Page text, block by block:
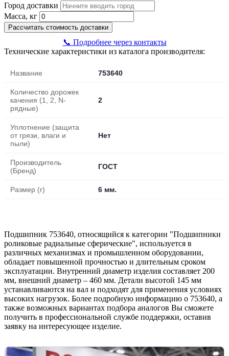
Город доставки
Масса, кг
Рассчитать стоимость доставки
📞 Подробнее через контакты
Технические характеристики из каталога производителя:
Название 753640
Количество дорожек
качения (1, 2, N-
рядные)
2
Уплотнение (защита
от грязи, влаги и
пыли)
Нет
Производитель
(Бренд)
ГОСТ
Размер (r) 6 мм.
Подшипник 753640, относящийся к категории "Подшипники
роликовые радиальные сферические", используется в
различных механизмах и промышленном оборудовании,
обладает повышенной прочностью и длительным сроком
эксплуатации. Внутренний диаметр изделия составляет 200
мм, внешний диаметр – 460 мм. Детали высотой 145 мм
устанавливаются на вал и подходят для применения условиях
высоких нагрузок. Более подробную информацию о 753640, а
также возможных вариантах подбора аналогов Вы сможете
получить в профессиональной службе поддержки, оставив
заявку на интересующее изделие.